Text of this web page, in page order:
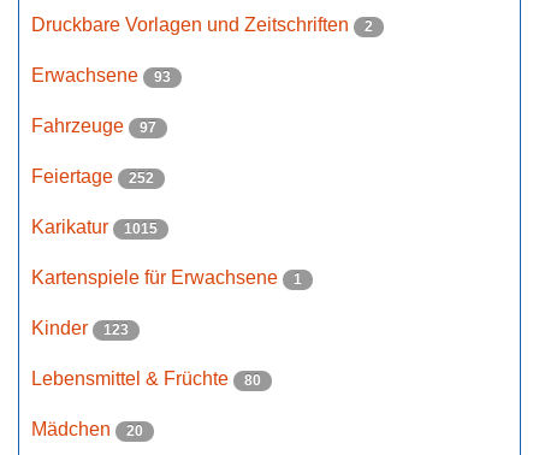
Druckbare Vorlagen und Zeitschriften 2
Erwachsene 93
Fahrzeuge 97
Feiertage 252
Karikatur 1015
Kartenspiele für Erwachsene 1
Kinder 123
Lebensmittel & Früchte 80
Mädchen 20